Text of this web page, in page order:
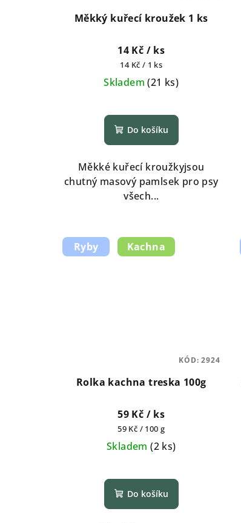
Měkký kuřecí kroužek 1 ks
14 Kč / ks
Měrná
cena:
14 Kč / 1 ks
Skladem(21 ks)
Do košíku
Měkké kuřecí kroužkyjsou
chutný masový pamlsek pro psy
všech...
Ryby Kachna
Rolka kachna treska 100g
59 Kč / ks
Měrná
cena:
59 Kč / 100 g
Skladem(2 ks)
Do košíku
KÓD:2924